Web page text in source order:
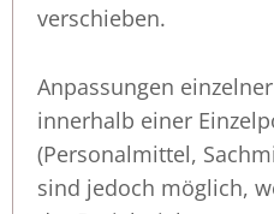
verschieben.
Anpassungen
innerhalb einer
(Personalmittel,
sind jedoch möglich,